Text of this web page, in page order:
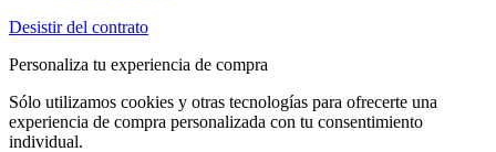
Desistir del contrato
Personaliza tu experiencia de compra
Sólo utilizamos cookies y otras tecnologías para ofrecerte una
experiencia de compra personalizada con tu consentimiento
individual.